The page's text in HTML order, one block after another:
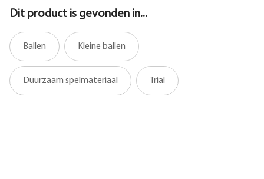
Dit product is gevonden in...
Ballen Kleine ballen
Duurzaam spelmateriaal Trial